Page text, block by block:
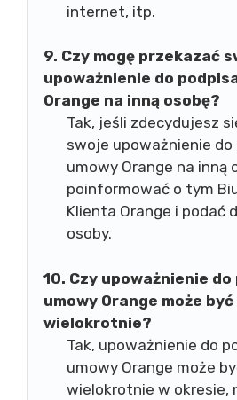
internet, itp.
9. Czy mogę przekazać
upoważnienie do
Orange na inną osobę?
Tak, jeśli zdecydujesz
swoje upoważnienie do
umowy Orange na inną
poinformować o tym
Klienta Orange i podać
osoby.
10. Czy upoważnienie
umowy Orange może
wielokrotnie?
Tak, upoważnienie do
umowy Orange może
wielokrotnie w okresie,